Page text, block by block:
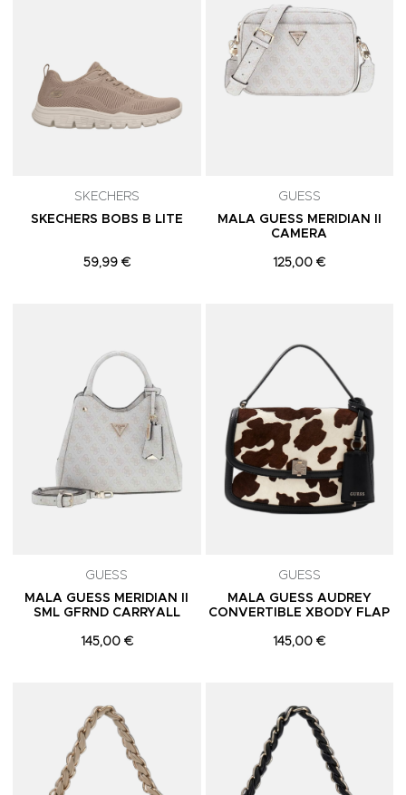
SKECHERS
SKECHERS BOBS B LITE
59,99 €
GUESS
MALA GUESS MERIDIAN II
CAMERA
125,00 €
GUESS
MALA GUESS MERIDIAN II
SML GFRND CARRYALL
145,00 €
GUESS
MALA GUESS AUDREY
CONVERTIBLE XBODY FLAP
145,00 €